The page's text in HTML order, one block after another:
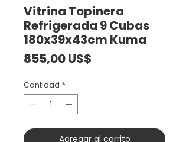
Vitrina Topinera
Refrigerada 9 Cubas
180x39x43cm Kuma
855,00 US$
Cantidad *
Agregar al carrito